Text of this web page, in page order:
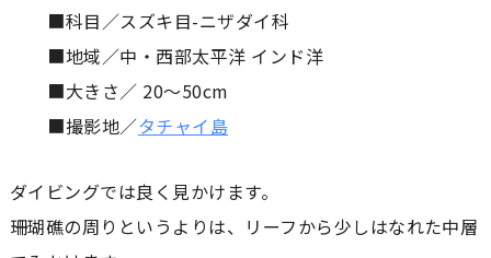
■科目／スズキ目-ニザダイ科
■地域／中・西部太平洋 インド洋
■大きさ／ 20〜50cm
■撮影地／タチャイ島
ダイビングでは良く見かけます。
珊瑚礁の周りというよりは、リーフから少しはなれた中層